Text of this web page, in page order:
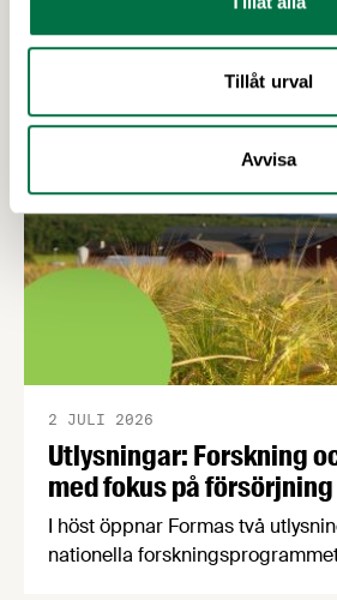
Tillåt urval
Avvisa
av Livsmedelsföretagen, Arla,
Senaste nytt
Utlysningar: Forskning
med fokus på försörjning
2 JULI 2026
I höst öppnar Formas två
nationella